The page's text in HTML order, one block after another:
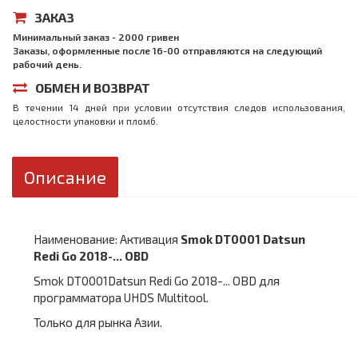
ЗАКАЗ
Минимальный заказ - 2000 гривен
Заказы, оформленные после 16-00 отправляются на следующий
рабочий день.
ОБМЕН И ВОЗВРАТ
В течении 14 дней при условии отсутствия следов использования,
целостности упаковки и пломб.
Описание
Наименование: Активация Smok DT0001 Datsun
Redi Go 2018-... OBD
Smok DT0001Datsun Redi Go 2018-... OBD для
программатора UHDS Multitool.
Только для рынка Азии.